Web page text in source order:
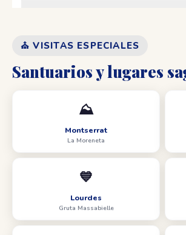
⛪ VISITAS ESPECIALES
Santuarios y lugares
⛰️
Montserrat
La Moreneta
💙
Lourdes
Gruta Massabielle